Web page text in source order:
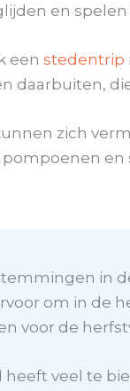
en
een stedentrip
daarbuiten,
zich
pompoenen
in
om in de
voor de
heeft veel te